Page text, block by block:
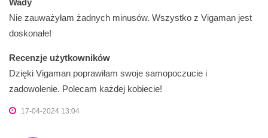
Wady
Nie zauważyłam żadnych minusów. Wszystko z Vigaman jest
doskonałe!
Recenzje użytkowników
Dzięki Vigaman poprawiłam swoje samopoczucie i
zadowolenie. Polecam każdej kobiecie!
17-04-2024 13:04